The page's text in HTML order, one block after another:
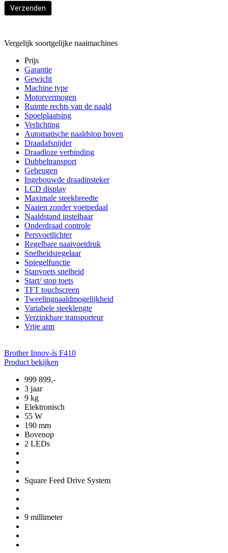
Verzenden
Vergelijk soortgelijke naaimachines
Prijs
Garantie
Gewicht
Machine type
Motorvermogen
Ruimte rechts van de naald
Spoelplaatsing
Verlichting
Automatische naaldstop boven
Draadafsnijder
Draadloze verbinding
Dubbeltransport
Geheugen
Ingebouwde draadinsteker
LCD display
Maximale steekbreedte
Naaien zonder voetpedaal
Naaldstand instelbaar
Onderdraad controle
Persvoetlichter
Regelbare naaivoetdruk
Snelheidsregelaar
Spiegelfunctie
Stapvoets snelheid
Start/ stop toets
TFT touchscreen
Tweelingnaaldmogelijkheid
Variabele steeklengte
Verzinkbare transporteur
Vrije arm
Brother Innov-ís F410
Product bekijken
999 899,-
3 jaar
9 kg
Elektronisch
55 W
190 mm
Bovenop
2 LEDs
Square Feed Drive System
9 millimeter